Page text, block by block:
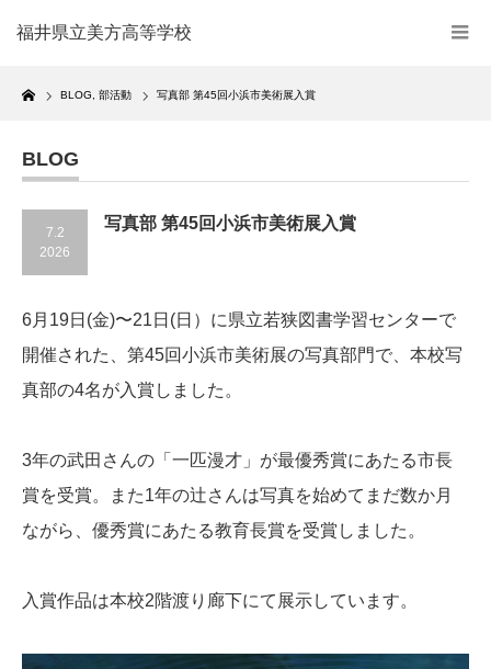
福井県立美方高等学校
Home
BLOG 部活動 写真部 第45回小浜市美術展入賞
BLOG
7.2
2026
写真部 第45回小浜市美術展入賞
6月19日(金)〜21日(日）に県立若狭図書学習センターで
開催された、第45回小浜市美術展の写真部門で、本校写
真部の4名が入賞しました。
3年の武田さんの「一匹漫才」が最優秀賞にあたる市長
賞を受賞。また1年の辻さんは写真を始めてまだ数か月
ながら、優秀賞にあたる教育長賞を受賞しました。
入賞作品は本校2階渡り廊下にて展示しています。